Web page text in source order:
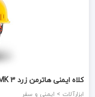
کلاه ایمنی هاترمن زرد MK 3
ابزارآلات > ایمنی و سفر